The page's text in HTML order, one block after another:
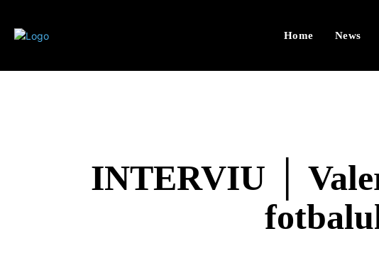
Home News
INTERVIU │